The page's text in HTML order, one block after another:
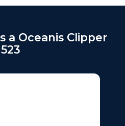
a Oceanis Clipper
523